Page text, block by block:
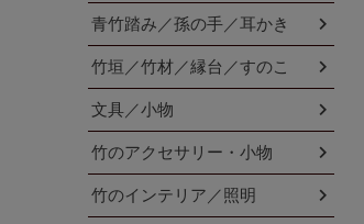
青竹踏み／孫の手／耳かき
竹垣／竹材／縁台／すのこ
文具／小物
竹のアクセサリー・小物
竹のインテリア／照明